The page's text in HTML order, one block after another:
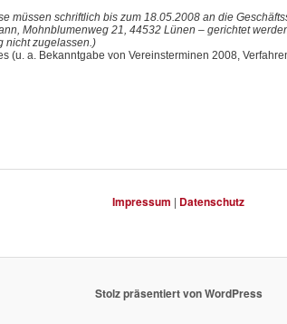
müssen schriftlich bis zum 18.05.2008 an die
Mohnblumenweg 21, 44532 Lünen – gerichtet
nicht zugelassen.)
(u. a. Bekanntgabe von Vereinsterminen 2008,
Impressum | Datenschutz
Stolz präsentiert von WordPress